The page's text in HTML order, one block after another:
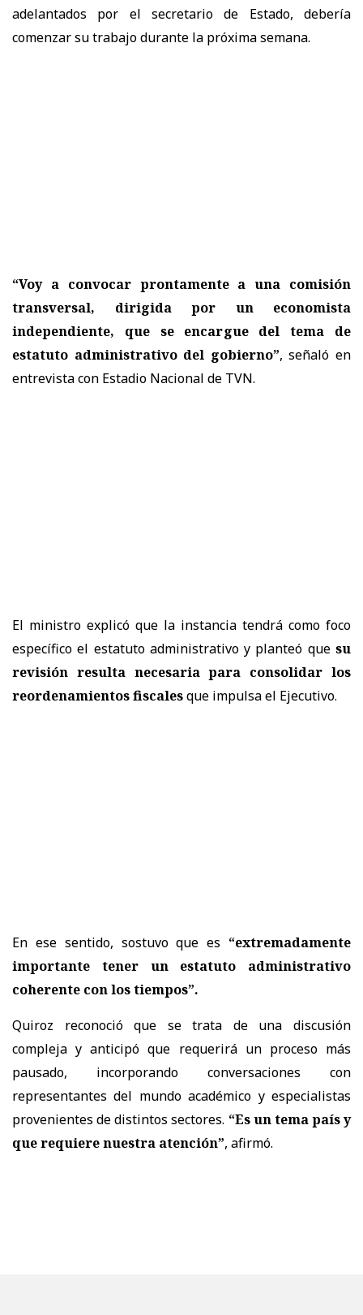
adelantados por el secretario de Estado, debería
comenzar su trabajo durante la próxima semana.
“Voy a convocar prontamente a una comisión
transversal, dirigida por un economista
independiente, que se encargue del tema de
estatuto administrativo del gobierno”, señaló en
entrevista con Estadio Nacional de TVN.
El ministro explicó que la instancia tendrá como foco
específico el estatuto administrativo y planteó que su
revisión resulta necesaria para consolidar los
reordenamientos fiscalesque impulsa el Ejecutivo.
En ese sentido, sostuvo que es “extremadamente
importante tener un estatuto administrativo
coherente con los tiempos”.
Quiroz reconoció que se trata de una discusión
compleja y anticipó que requerirá un proceso más
pausado, incorporando conversaciones con
representantes del mundo académico y especialistas
provenientes de distintos sectores. “Es un tema país y
que requiere nuestra atención”, afirmó.